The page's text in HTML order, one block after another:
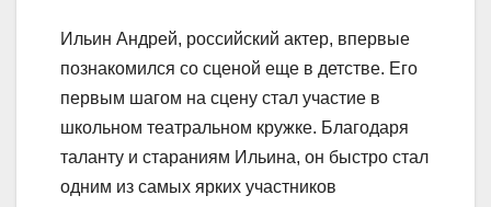
Ильин Андрей, российский актер, впервые
познакомился со сценой еще в детстве. Его
первым шагом на сцену стал участие в
школьном театральном кружке. Благодаря
таланту и стараниям Ильина, он быстро стал
одним из самых ярких участников